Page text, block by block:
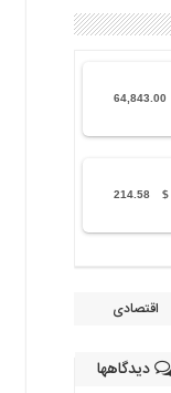
64,843.00
$
214.58
اقتصادی
دیدگاهها